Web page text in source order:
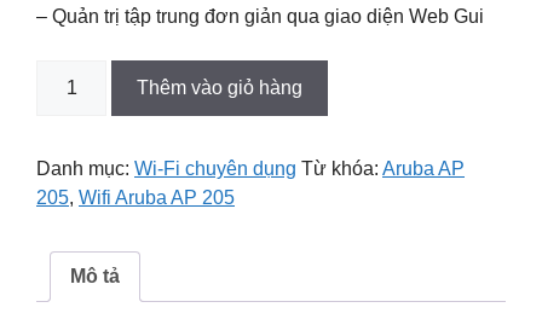
– Quản trị tập trung đơn giản qua giao diện Web Gui
Wi-
Fi
dụng
Aruba
iAP
Thêm vào giỏ hàng
Danh mục: Wi-Fi chuyên dụng Từ khóa: Aruba AP
205, Wifi Aruba AP 205
Mô tả